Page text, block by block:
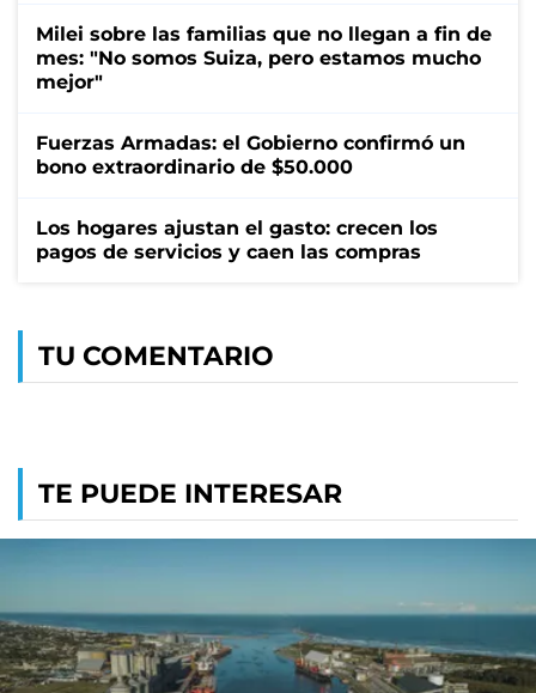
Milei sobre las familias que no llegan a fin de
mes: "No somos Suiza, pero estamos mucho
mejor"
Fuerzas Armadas: el Gobierno confirmó un
bono extraordinario de $50.000
Los hogares ajustan el gasto: crecen los
pagos de servicios y caen las compras
TU COMENTARIO
TE PUEDE INTERESAR